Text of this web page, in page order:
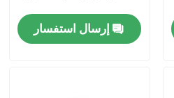
إرسال استفسار